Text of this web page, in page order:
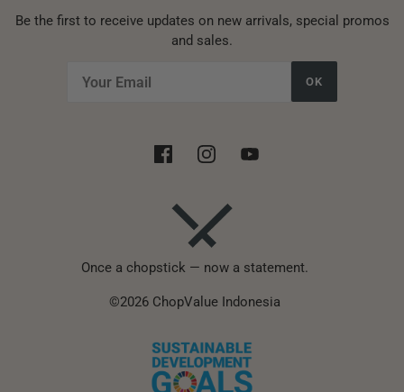
Be the first to receive updates on new arrivals, special promos
and sales.
OK
Once a chopstick — now a statement.
©2026 ChopValue Indonesia